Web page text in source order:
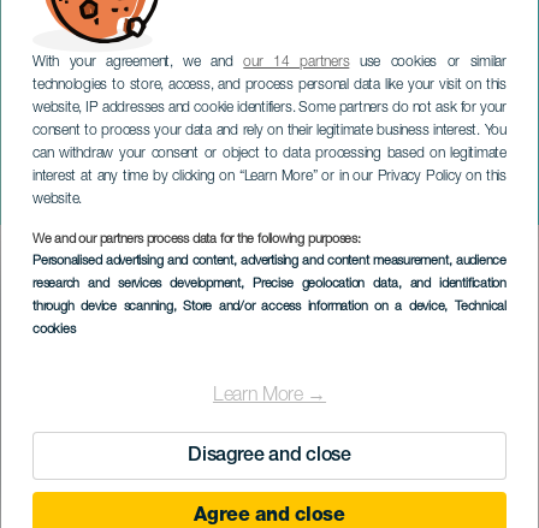
With your agreement, we andour 14 partnersuse cookies or similar
technologies to store, access, and process personal data like your visit on this
website, IP addresses and cookie identifiers. Some partners do not ask for your
consent to process your data and rely on their legitimate business interest. You
can withdraw your consent or object to data processing based on legitimate
interest at any time by clicking on “Learn More” or in our Privacy Policy on this
website.
We and our partners process data for the following purposes:
Personalised advertising and content, advertising and content measurement, audience
research and services development, Precise geolocation data, and identification
through device scanning, Store and/or access information on a device, Technical
cookies
Learn More →
Disagree and close
Agree and close
Juan Brito e la principessa
Ico
LANZAROTE
Imagen
Listado